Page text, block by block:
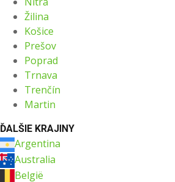
Žilina
Košice
Prešov
Poprad
Trnava
Trenčín
Martin
ĎALŠIE KRAJINY
Argentina
Australia
België